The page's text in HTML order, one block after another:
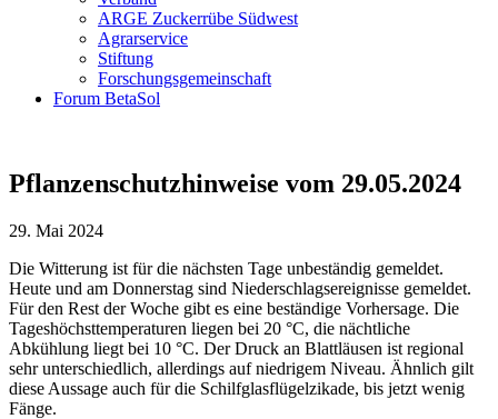
ARGE Zuckerrübe Südwest
Agrarservice
Stiftung
Forschungsgemeinschaft
Forum BetaSol
Pflanzenschutzhinweise vom 29.05.2024
29. Mai 2024
Die Witterung ist für die nächsten Tage unbeständig gemeldet.
Heute und am Donnerstag sind Niederschlagsereignisse gemeldet.
Für den Rest der Woche gibt es eine beständige Vorhersage. Die
Tageshöchsttemperaturen liegen bei 20 °C, die nächtliche
Abkühlung liegt bei 10 °C. Der Druck an Blattläusen ist regional
sehr unterschiedlich, allerdings auf niedrigem Niveau. Ähnlich gilt
diese Aussage auch für die Schilfglasflügelzikade, bis jetzt wenig
Fänge.